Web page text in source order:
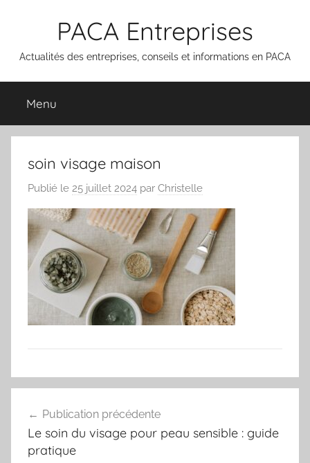
PACA Entreprises
Actualités des entreprises, conseils et informations en PACA
Menu
soin visage maison
Publié le 25 juillet 2024 par Christelle
de
l’article
Publication précédente
Le soin du visage pour peau sensible : guide
pratique